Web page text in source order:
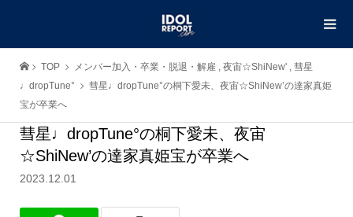
TOP メンバー加入・卒業・脱退・解雇 , 夜宙☆ShiNew' , 彗星
♩dropTune°
彗星♩dropTune°の桐下愛未、夜宙☆ShiNew’の達家真姫
宝が卒業へ
彗星♩dropTune°の桐下愛未、夜宙
☆ShiNew’の達家真姫宝が卒業へ
2023.12.01